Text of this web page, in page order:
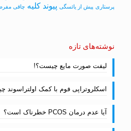
پرستاری پیش از یائسگی پیوند کلیه چاقی
نوشته‌های تازه
لیفت صورت مایع چیست؟!
اسکلروتراپی فوم با کمک اولتراسوند
آیا عدم درمان PCOS خطرناک است؟